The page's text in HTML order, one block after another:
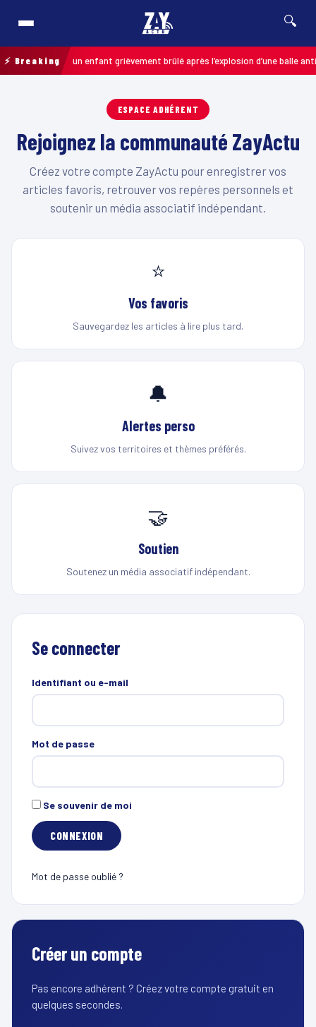
🔍
⚡ Breaking
de-Calais : un enfant grièvement brûlé après l’explosion d’une balle
ESPACE ADHÉRENT
Rejoignez la communauté ZayActu
Créez votre compte ZayActu pour enregistrer vos
articles favoris, retrouver vos repères personnels et
soutenir un média associatif indépendant.
⭐
Vos favoris
Sauvegardez les articles à lire plus tard.
🔔
Alertes perso
Suivez vos territoires et thèmes préférés.
🤝
Soutien
Soutenez un média associatif indépendant.
Se connecter
Identifiant ou e-mail
Mot de passe
Se souvenir de moi
Mot de passe oublié ?
Créer un compte
Pas encore adhérent ? Créez votre compte gratuit en
quelques secondes.